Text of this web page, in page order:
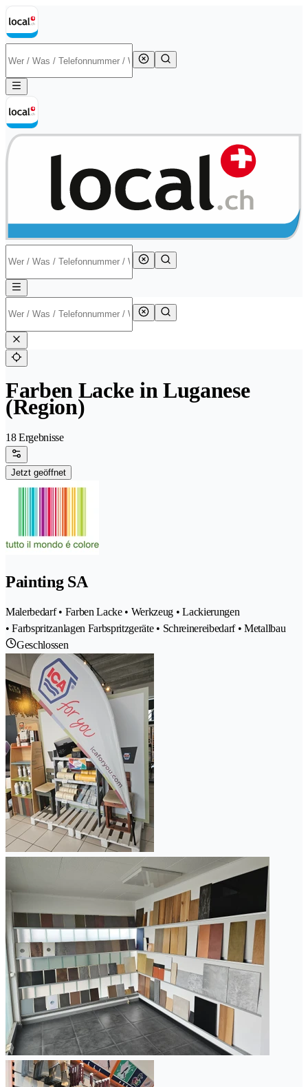
Farben Lacke in Luganese
(Region)
18 Ergebnisse
Jetzt geöffnet
Painting SA
Malerbedarf • Farben Lacke • Werkzeug • Lackierungen
• Farbspritzanlagen Farbspritzgeräte • Schreinereibedarf • Metallbau
Geschlossen